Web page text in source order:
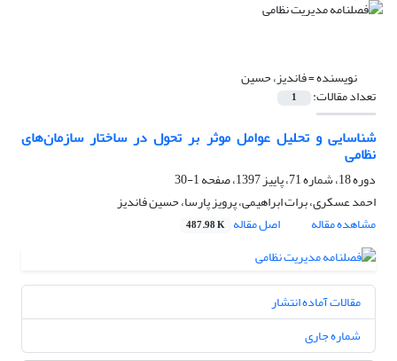
نویسنده =فاندیز، حسین
تعداد مقالات: 1
شناسایی و تحلیل عوامل موثر بر تحول در ساختار سازمان‌های
نظامی
دوره 18، شماره 71، پاییز 1397، صفحه
1-30
احمد عسکری، برات ابراهیمی، پرویز پارسا، حسین فاندیز
مشاهده مقاله
اصل مقاله 487.98 K
مقالات آماده انتشار
شماره جاری